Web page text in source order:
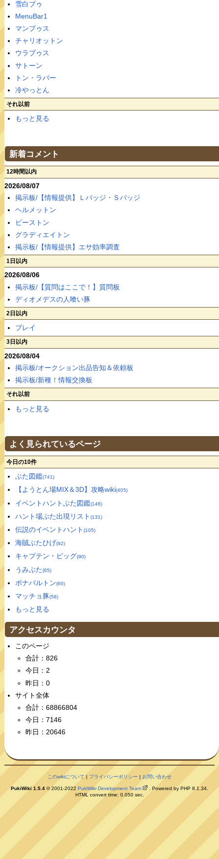
雪白ブゥ
MenuBar1
マンブゥス
チャリオットン
ウラブゥス
サトーン
トン・ラバー
冷やっとん
それ以前
もっと見る
新着コメント
12時間以内
2026/08/07
掲示板/【情報提供】Ｌバッジ・Ｓバッジ
ヘルメットン
ビーストン
グラディエイトン
掲示板/【情報提供】エサ効率調査
1日以内
2026/08/06
掲示板/【質問はここで！】質問板
ディオメデスの人喰い豚
2日以内
ブレイ
3日以内
2026/08/04
掲示板/オークション出品告知＆依頼板
掲示板/新種！情報交換板
それ以前
もっと見る
よく見られているページ
今日の10件
ぶた図鑑(741)
【ようとん場MIX＆3D】攻略wiki(405)
イベントハントぶた図鑑(146)
ハント場ぶた出現リスト (131)
伝説のイベントハント (105)
海賊ぶたひげ(92)
キャプテン・ピッグ(90)
うみぶた(65)
ボナパルトン(60)
マッチョ豚(58)
もっと見る
アクセスカウンタ
このページ
合計：826
今日：2
昨日：0
サイト全体
合計：68866804
今日：7146
昨日：20646
このwikiについて| プライバシーポリシー | お問い合わせ
PukiWiki 1.5.4 © 2001-2022 PukiWiki Development Team
. Powered by PHP 8.1.34.
HTML convert time: 0.050 sec.